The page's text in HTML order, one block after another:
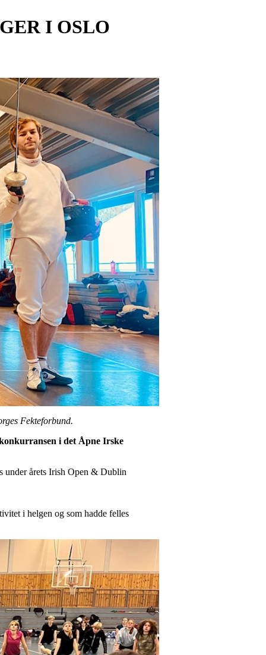
I OSLO
Fekteforbund.
i det Åpne Irske
under årets Irish Open & Dublin
i helgen og som hadde felles